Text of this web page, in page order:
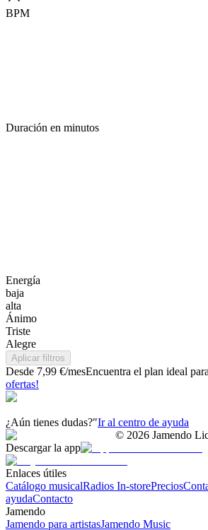
BPM
Duración en minutos
Energía
baja
alta
Ánimo
Triste
Alegre
Aplicar filtros
Desde 7,99 €/mesEncuentra el plan ideal
ofertas!
¿Aún tienes dudas?"Ir al centro de ayuda
© 2026 Jamendo
Descargar la app
Enlaces útiles
Catálogo musicalRadios In-storePrecios
ayudaContacto
Jamendo
Jamendo para artistasJamendo Music